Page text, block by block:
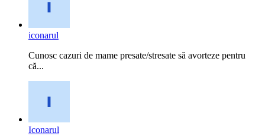
iconarul
Cunosc cazuri de mame presate/stresate să avorteze pentru
că...
Iconarul